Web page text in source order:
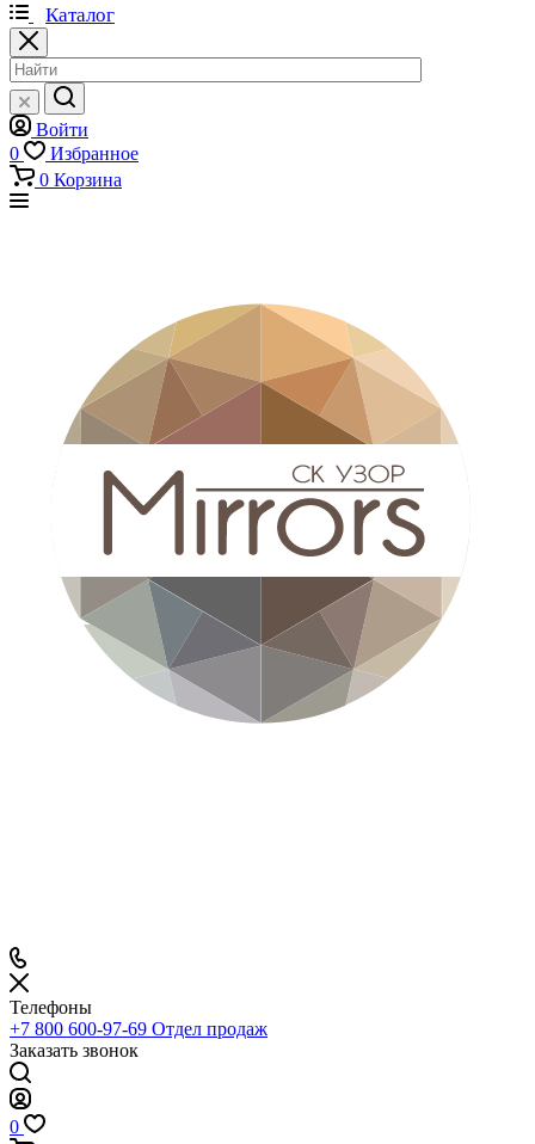
Каталог
Войти
0
Избранное
0 Корзина
Телефоны
+7 800 600-97-69 Отдел продаж
Заказать звонок
0